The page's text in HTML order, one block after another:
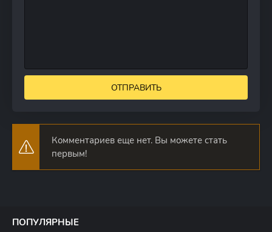
ОТПРАВИТЬ
Комментариев еще нет. Вы можете стать
первым!
ПОПУЛЯРНЫЕ